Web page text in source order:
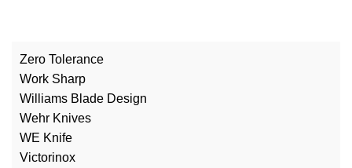
Zero Tolerance
Work Sharp
Williams Blade Design
Wehr Knives
WE Knife
Victorinox